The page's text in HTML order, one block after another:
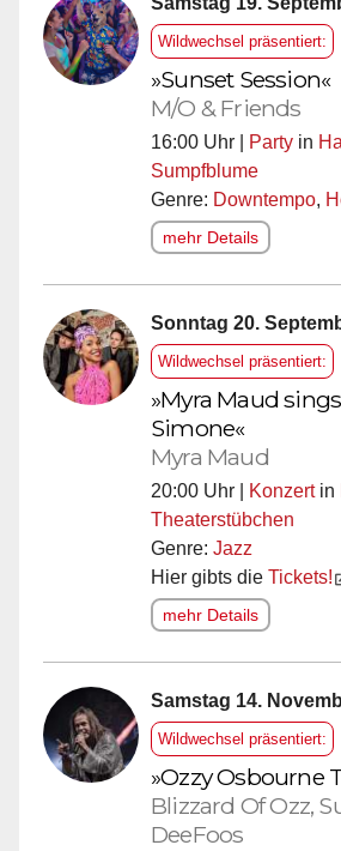
Wildwechsel präsentiert:
»Sunset Session«
M/O & Friends
16:00 Uhr | Party in
Sumpfblume
Genre: Downtempo,
mehr Details
Sonntag 20.
Wildwechsel präsentiert:
»Myra Maud
Simone«
Myra Maud
20:00 Uhr | Konzertin
Theaterstübchen
Genre: Jazz
Hier gibts die Tickets!
mehr Details
Samstag 14.
Wildwechsel präsentiert:
»Ozzy Osbourne
Blizzard Of Ozz,
DeeFoos